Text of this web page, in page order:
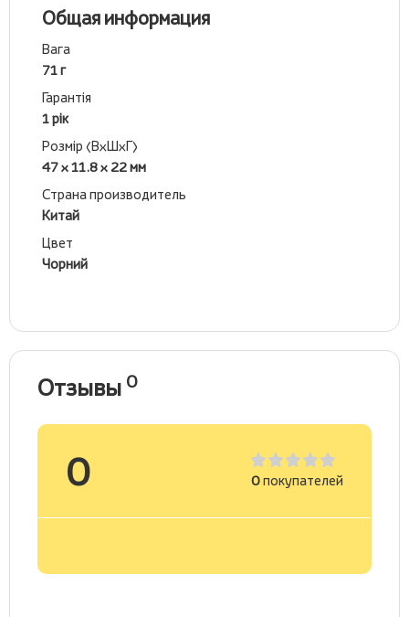
Общая информация
Вага
71 г
Гарантія
1 рік
Розмір (ВхШхГ)
47 x 11.8 x 22 мм
Страна производитель
Китай
Цвет
Чорний
Отзывы 0
0 0покупателей